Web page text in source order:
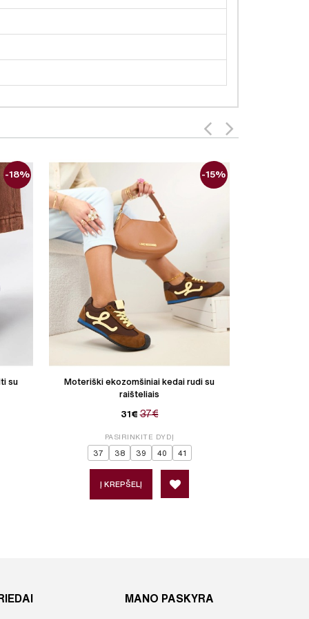
su
-18%
Moteriški ekozomšiniai kedai rudi su
raišteliais
31€ 37€
-15%
PASIRINKITE DYDĮ
37 38 39 40 41
Į KREPŠELĮ
MANO PASKYRA